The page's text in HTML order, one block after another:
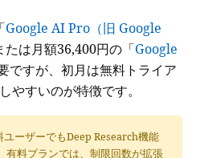
Google AI Pro（旧 Google
たは月額36,400円の「Google
ですが、初月は無料トライア
やすいのが特徴です。
ーザーでもDeep Research機能
有料プランでは、制限回数が拡張